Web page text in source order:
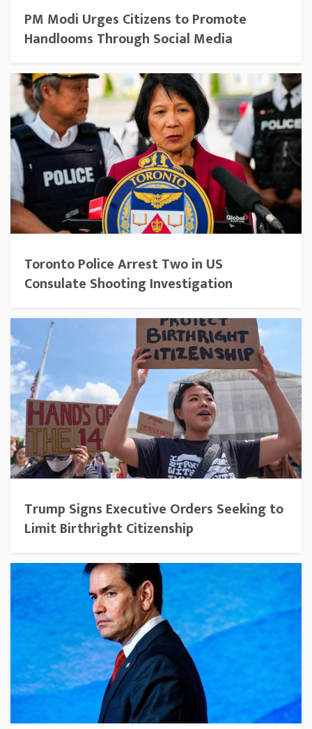
PM Modi Urges Citizens to Promote
Handlooms Through Social Media
Toronto Police Arrest Two in US
Consulate Shooting Investigation
Trump Signs Executive Orders Seeking to
Limit Birthright Citizenship